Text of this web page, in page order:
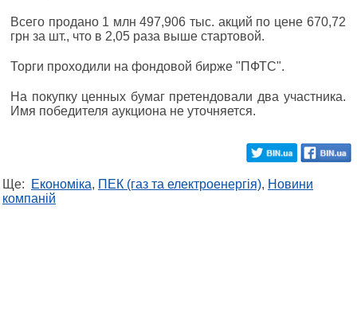
Всего продано 1 млн 497,906 тыс. акций по цене 670,72
грн за шт., что в 2,05 раза выше стартовой.
Торги проходили на фондовой бирже "ПФТС".
На покупку ценных бумаг претендовали два участника.
Имя победителя аукциона не уточняется.
Ще: Економіка, ПЕК (газ та електроенергія), Новини
компаній